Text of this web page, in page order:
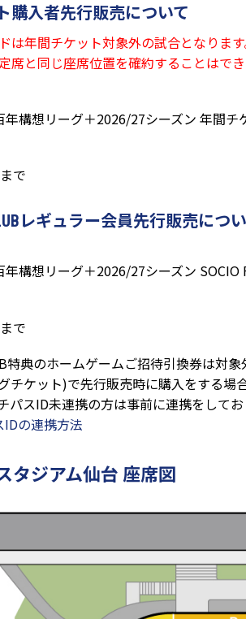
購入者先行販売について
は年間チケット対象外の試合となりま
席と同じ座席位置を確約することはで
構想リーグ＋2026/27シーズン 年間チ
で
レギュラー会員先行販売につ
構想リーグ＋2026/27シーズン SOCIO
で
特典のホームゲームご招待引換券は対象
ケット)で先行販売時に購入をする場
パスID未連携の方は事前に連携をして
IDの連携方法
タジアム仙台 座席図